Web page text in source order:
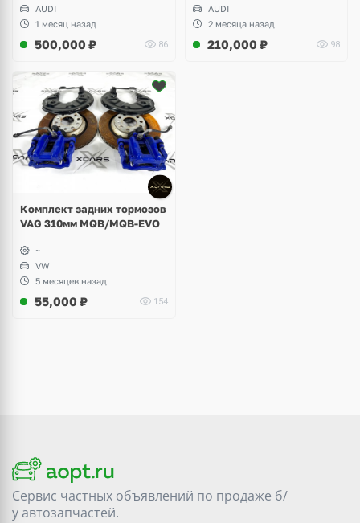
AUDI
1 месяц назад
500,000 ₽ 86
AUDI
2 месяца назад
210,000 ₽ 98
Комплект задних тормозов
VAG 310мм MQB/MQB-EVO
~
VW
5 месяцев назад
55,000 ₽ 154
Сервис частных объявлений по продаже б/
уавтозапчастей.